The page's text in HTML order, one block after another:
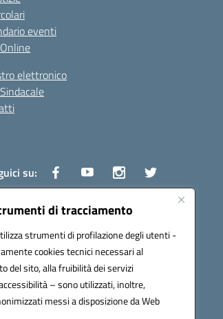
di tracciamento
strumenti di profilazione degli utenti -
cookies tecnici necessari al
del sito, alla fruibilità dei servizi
– sono utilizzati, inoltre,
messi a disposizione da Web
eventi
elettronico
su: